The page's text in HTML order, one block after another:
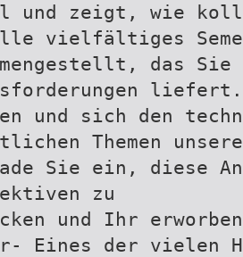
und zeigt, wie
vielfältiges
das
und sich den
Themen
Sie ein, diese
zu
und Ihr
Eines der vielen